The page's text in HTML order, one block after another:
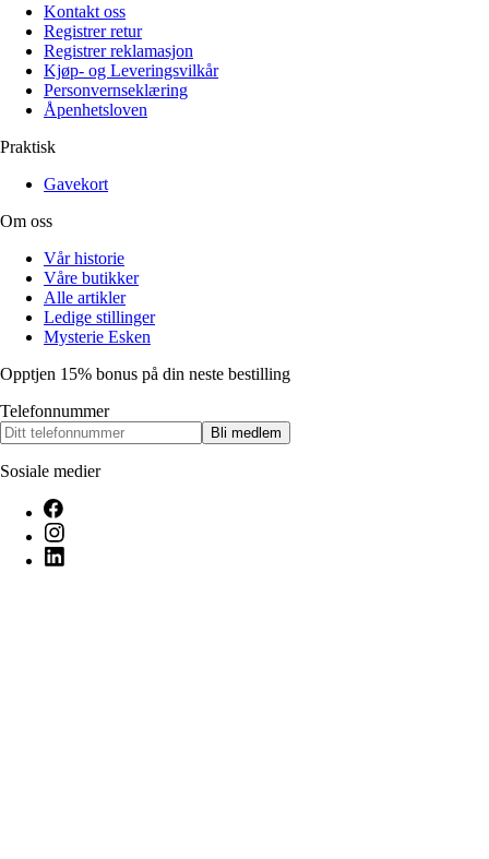
Kontakt oss
Registrer retur
Registrer reklamasjon
Kjøp- og Leveringsvilkår
Personvernseklæring
Åpenhetsloven
Praktisk
Gavekort
Om oss
Vår historie
Våre butikker
Alle artikler
Ledige stillinger
Mysterie Esken
Opptjen 15% bonus på din neste bestilling
Telefonnummer
Bli medlem
Sosiale medier